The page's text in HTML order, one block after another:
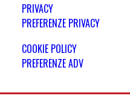
PRIVACY
PREFERENZE PRIVACY
COOKIE POLICY
PREFERENZE ADV